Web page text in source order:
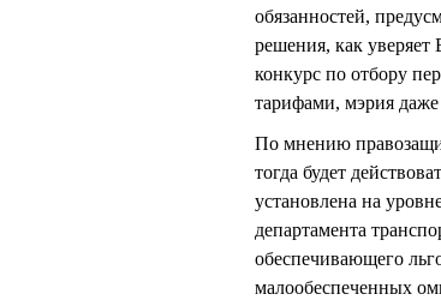
обязанностей,
решения, как
конкурс по отбору
тарифами, мэрия
По мнению
тогда будет
установлена на
департамента
обеспечивающего
малообеспеченных